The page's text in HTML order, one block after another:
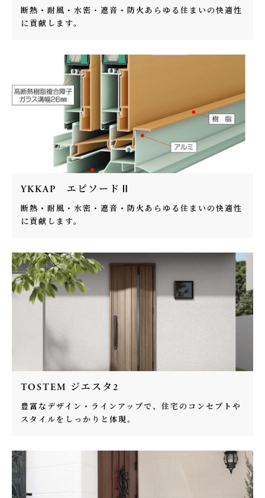
断熱・耐風・水密・遮音・防火あらゆる住まいの快適性
に貢献します。
YKKAP エピソードⅡ
断熱・耐風・水密・遮音・防火あらゆる住まいの快適性
に貢献します。
TOSTEM ジエスタ2
豊富なデザイン・ラインアップで、住宅のコンセプトや
スタイルをしっかりと体現。